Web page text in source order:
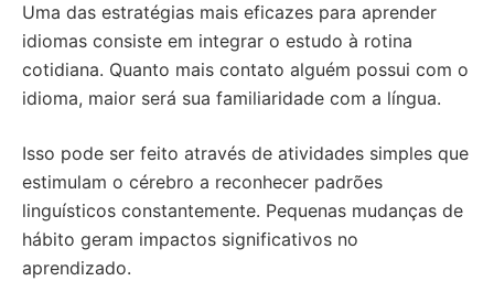
Uma das estratégias mais eficazes para aprender
idiomas consiste em integrar o estudo à rotina
cotidiana. Quanto mais contato alguém possui com o
idioma, maior será sua familiaridade com a língua.
Isso pode ser feito através de atividades simples que
estimulam o cérebro a reconhecer padrões
linguísticos constantemente. Pequenas mudanças de
hábito geram impactos significativos no
aprendizado.